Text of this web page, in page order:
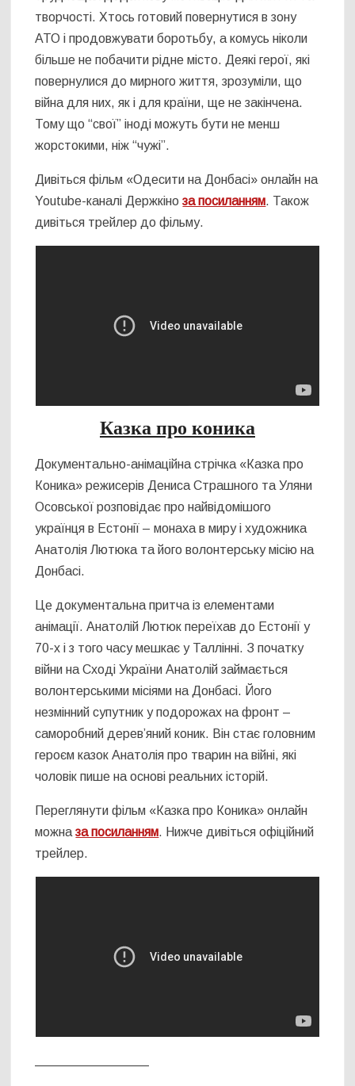
творчості. Хтось готовий повернутися в зону
АТО і продовжувати боротьбу, а комусь ніколи
більше не побачити рідне місто. Деякі герої, які
повернулися до мирного життя, зрозуміли, що
війна для них, як і для країни, ще не закінчена.
Тому що “свої” іноді можуть бути не менш
жорстокими, ніж “чужі”.
Дивіться фільм «Одесити на Донбасі» онлайн на
Youtube-каналі Держкіноза посиланням. Також
дивіться трейлер до фільму.
Казка про коника
Документально-анімаційна стрічка «Казка про
Коника» режисерів Дениса Страшного та Уляни
Осовської розповідає про найвідомішого
українця в Естонії – монаха в миру і художника
Анатолія Лютюка та його волонтерську місію на
Донбасі.
Це документальна притча із елементами
анімації. Анатолій Лютюк переїхав до Естонії у
70-х і з того часу мешкає у Таллінні. З початку
війни на Сході України Анатолій займається
волонтерськими місіями на Донбасі. Його
незмінний супутник у подорожах на фронт –
саморобний дерев’яний коник. Він стає головним
героєм казок Анатолія про тварин на війні, які
чоловік пише на основі реальних історій.
Переглянути фільм «Казка про Коника» онлайн
можназа посиланням. Нижче дивіться офіційний
трейлер.